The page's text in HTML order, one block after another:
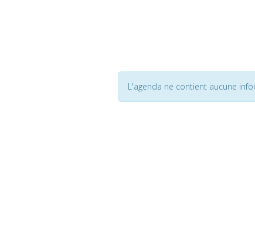
L'agenda ne contient aucune